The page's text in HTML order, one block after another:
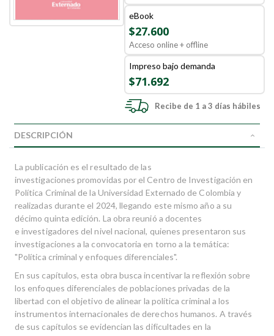
eBook
$27.600
Acceso online + offline
Impreso bajo demanda
$71.692
Recibe de 1 a 3 días hábiles
DESCRIPCIÓN
La publicación es el resultado de las
investigaciones promovidas por el Centro de Investigación en
Política Criminal de la Universidad Externado de Colombia y
realizadas durante el 2024, llegando este mismo año a su
décimo quinta edición. La obra reunió a docentes
e investigadores del nivel nacional, quienes presentaron sus
investigaciones a la convocatoria en torno a la temática:
"Política criminal y enfoques diferenciales".
En sus capítulos, esta obra busca incentivar la reflexión sobre
los enfoques diferenciales de poblaciones privadas de la
libertad con el objetivo de alinear la política criminal a los
instrumentos internacionales de derechos humanos. A través
de sus capítulos se evidencian las dificultades en la